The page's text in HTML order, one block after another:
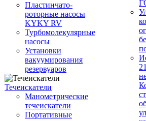
Пластинчато-
роторные насосы
KYKY RV
Турбомолекулярные
насосы
Установки
вакуумирования
резервуаров
Течеискатели
Манометрические
течеискатели
Портативные